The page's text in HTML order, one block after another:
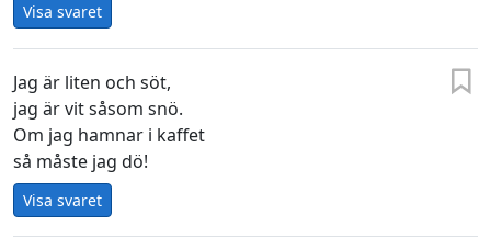
Visa svaret
Jag är liten och söt,
jag är vit såsom snö.
Om jag hamnar i kaffet
så måste jag dö!
Visa svaret